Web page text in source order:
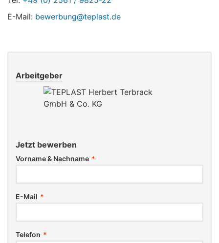
E-Mail: bewerbung@teplast.de
Arbeitgeber
Jetzt bewerben
Vorname & Nachname *
E-Mail *
Telefon *